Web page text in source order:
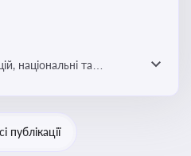
національні та
публікації